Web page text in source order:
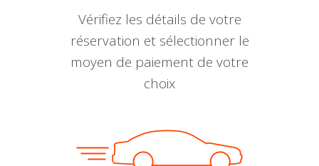
Vérifiez les détails de votre
réservation et sélectionner le
moyen de paiement de votre
choix